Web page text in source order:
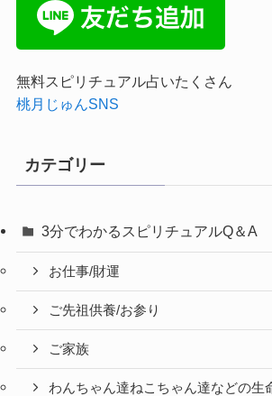
無料スピリチュアル占いたくさん
桃月じゅんSNS
カテゴリー
3分でわかるスピリチュアルQ＆A
お仕事/財運
ご先祖供養/お参り
ご家族
わんちゃん達ねこちゃん達などの生